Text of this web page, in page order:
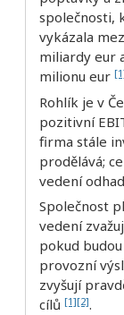
společnosti,
vykázala
miliardy eur
milionu eur
Rohlík je v
pozitivní
firma stále
prodělává;
vedení
Společnost
vedení
pokud
provozní
zvyšují
cílů [1][2].